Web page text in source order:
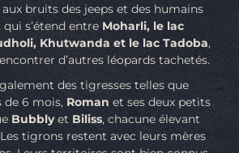
bruits des jeeps et des humains
s’étend entre Moharli, le lac
Khutwanda et le lac Tadoba,
d’autres léopards tachetés.
des tigresses telles que
de 6 mois, Roman et ses deux petits
Bubblyet Biliss, chacune élevant
tigrons restent avec leurs mères